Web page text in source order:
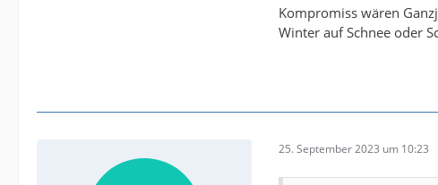
Kompromiss wären
Winter auf Schnee oder
25. September 2023 um 10:23